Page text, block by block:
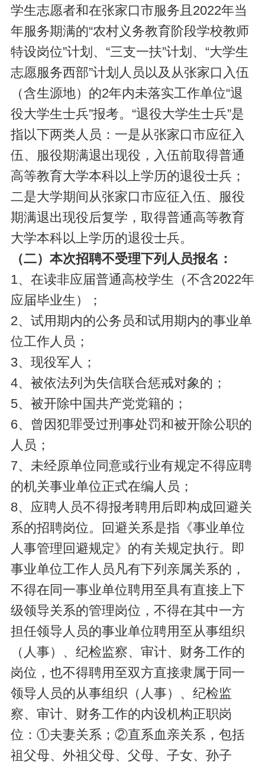
学生志愿者和在张家口市服务且2022年当
年服务期满的“农村义务教育阶段学校教师
特设岗位”计划、“三支一扶”计划、“大学生
志愿服务西部”计划人员以及从张家口入伍
（含生源地）的2年内未落实工作单位“退
役大学生士兵”报考。“退役大学生士兵”是
指以下两类人员：一是从张家口市应征入
伍、服役期满退出现役，入伍前取得普通
高等教育大学本科以上学历的退役士兵；
二是大学期间从张家口市应征入伍、服役
期满退出现役后复学，取得普通高等教育
大学本科以上学历的退役士兵。
（二）本次招聘不受理下列人员报名：
1、在读非应届普通高校学生（不含2022年
应届毕业生）；
2、试用期内的公务员和试用期内的事业单
位工作人员；
3、现役军人；
4、被依法列为失信联合惩戒对象的；
5、被开除中国共产党党籍的；
6、曾因犯罪受过刑事处罚和被开除公职的
人员；
7、未经原单位同意或行业有规定不得应聘
的机关事业单位正式在编人员；
8、应聘人员不得报考聘用后即构成回避关
系的招聘岗位。回避关系是指《事业单位
人事管理回避规定》的有关规定执行。即
事业单位工作人员凡有下列亲属关系的，
不得在同一事业单位聘用至具有直接上下
级领导关系的管理岗位，不得在其中一方
担任领导人员的事业单位聘用至从事组织
（人事）、纪检监察、审计、财务工作的
岗位，也不得聘用至双方直接隶属于同一
领导人员的从事组织（人事）、纪检监
察、审计、财务工作的内设机构正职岗
位：①夫妻关系；②直系血亲关系，包括
祖父母、外祖父母、父母、子女、孙子